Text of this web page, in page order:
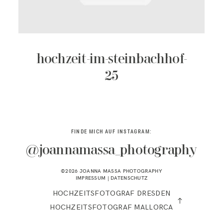
hochzeit-im-steinbachhof-
25
FINDE MICH AUF INSTAGRAM:
@joannamassa_photography
©2026 JOANNA MASSA PHOTOGRAPHY
IMPRESSUM | DATENSCHUTZ
HOCHZEITSFOTOGRAF DRESDEN
HOCHZEITSFOTOGRAF MALLORCA